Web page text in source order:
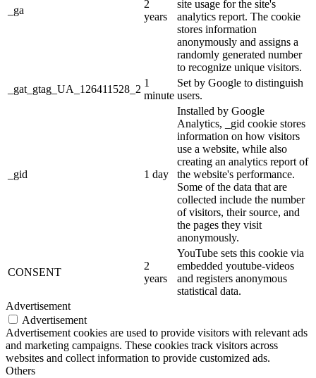
_ga
2
years
site usage for the site's
analytics report. The cookie
stores information
anonymously and assigns a
randomly generated number
to recognize unique visitors.
_gat_gtag_UA_126411528_2
1
minute
Set by Google to distinguish
users.
_gid 1 day
Installed by Google
Analytics, _gid cookie stores
information on how visitors
use a website, while also
creating an analytics report of
the website's performance.
Some of the data that are
collected include the number
of visitors, their source, and
the pages they visit
anonymously.
CONSENT
2
years
YouTube sets this cookie via
embedded youtube-videos
and registers anonymous
statistical data.
Advertisement
Advertisement
Advertisement cookies are used to provide visitors with relevant ads
and marketing campaigns. These cookies track visitors across
websites and collect information to provide customized ads.
Others